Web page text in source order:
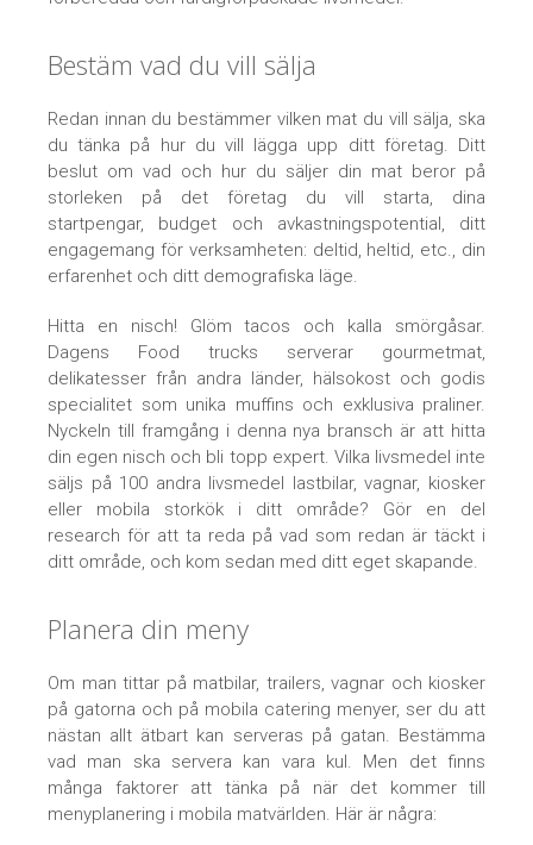
Bestäm vad du vill sälja
Redan innan du bestämmer vilken mat du vill sälja, ska
du tänka på hur du vill lägga upp ditt företag. Ditt
beslut om vad och hur du säljer din mat beror på
storleken på det företag du vill starta, dina
startpengar, budget och avkastningspotential, ditt
engagemang för verksamheten: deltid, heltid, etc., din
erfarenhet och ditt demografiska läge.
Hitta en nisch! Glöm tacos och kalla smörgåsar.
Dagens Food trucks serverar gourmetmat,
delikatesser från andra länder, hälsokost och godis
specialitet som unika muffins och exklusiva praliner.
Nyckeln till framgång i denna nya bransch är att hitta
din egen nisch och bli topp expert. Vilka livsmedel inte
säljs på 100 andra livsmedel lastbilar, vagnar, kiosker
eller mobila storkök i ditt område? Gör en del
research för att ta reda på vad som redan är täckt i
ditt område, och kom sedan med ditt eget skapande.
Planera din meny
Om man tittar på matbilar, trailers, vagnar och kiosker
på gatorna och på mobila catering menyer, ser du att
nästan allt ätbart kan serveras på gatan. Bestämma
vad man ska servera kan vara kul. Men det finns
många faktorer att tänka på när det kommer till
menyplanering i mobila matvärlden. Här är några: